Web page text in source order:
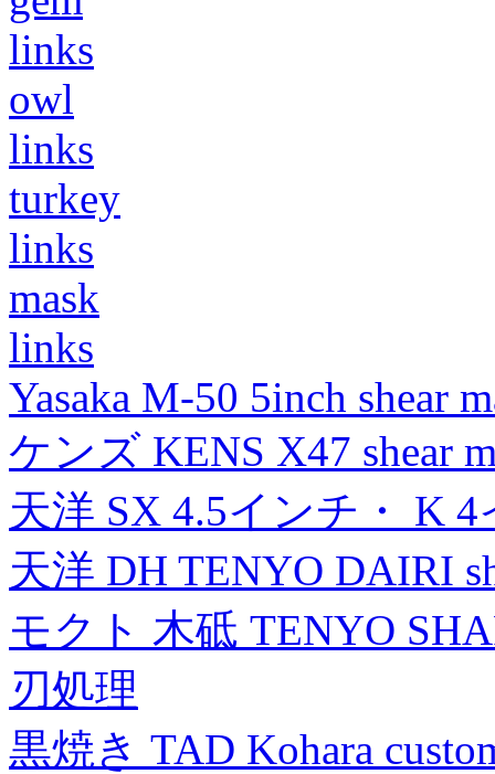
links
owl
links
turkey
links
mask
links
Yasaka M-50 5inch shear
ケンズ KENS X47 shear
天洋 SX 4.5インチ・ K
天洋 DH TENYO DAIRI
モクト 木砥 TENYO
刃処理
黒焼き TAD Kohara